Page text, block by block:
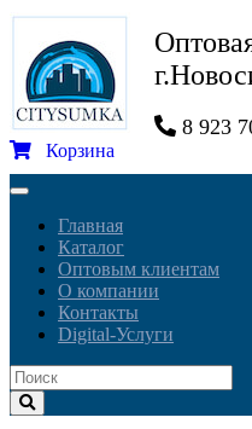
8 923
Корзина
Toggle
navigationГлавная
Каталог
Оптовым клиентам
О компании
Контакты
Digital-Услуги